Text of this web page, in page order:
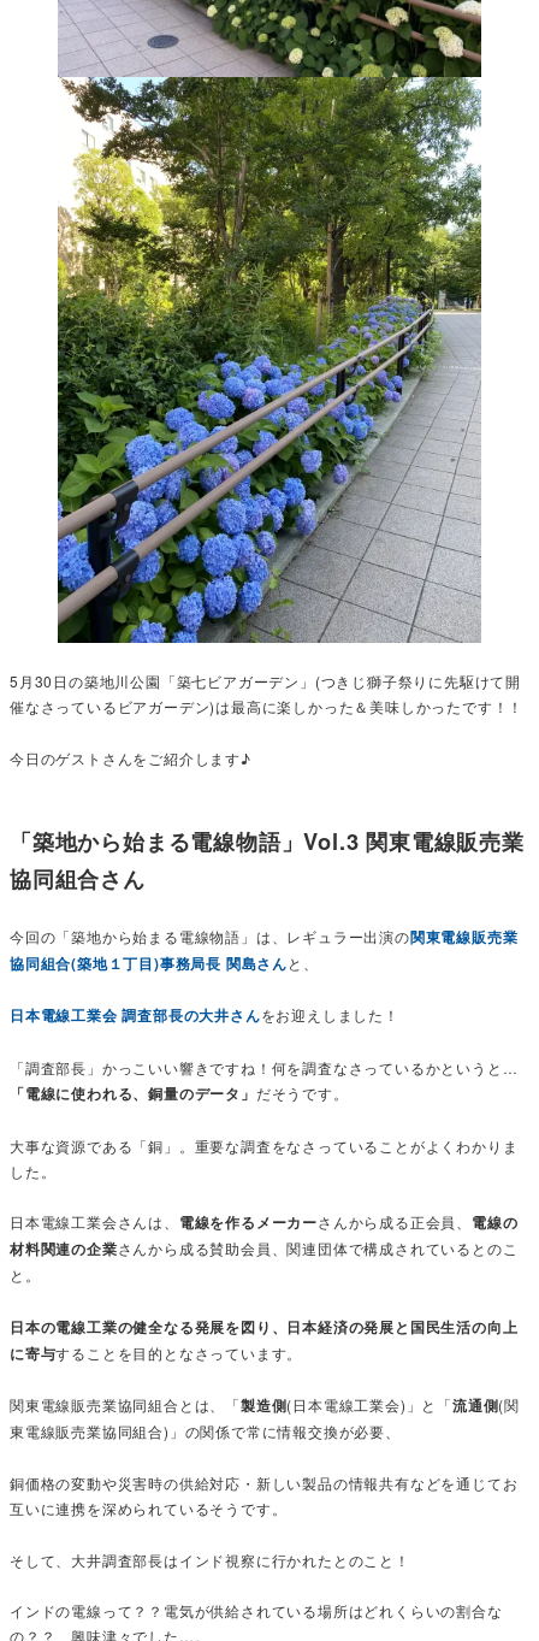
5月30日の築地川公園「築七ビアガーデン」(つきじ獅子祭りに先駆けて開
催なさっているビアガーデン)は最高に楽しかった＆美味しかったです！！
今日のゲストさんをご紹介します♪
「築地から始まる電線物語」Vol.3 関東電線販売業
協同組合さん
今回の「築地から始まる電線物語」は、レギュラー出演の関東電線販売業
協同組合(築地１丁目)事務局長 関島さんと、
日本電線工業会 調査部長の大井さんをお迎えしました！
「調査部長」かっこいい響きですね！何を調査なさっているかというと…
「電線に使われる、銅量のデータ」 だそうです。
大事な資源である「銅」。重要な調査をなさっていることがよくわかりま
した。
日本電線工業会さんは、 電線を作るメーカーさんから成る正会員、 電線の
材料関連の企業さんから成る賛助会員、関連団体で構成されているとのこ
と。
日本の電線工業の健全なる発展を図り、日本経済の発展と国民生活の向上
に寄与することを目的となさっています。
関東電線販売業協同組合とは、「製造側(日本電線工業会)」と「流通側(関
東電線販売業協同組合)」の関係で常に情報交換が必要、
銅価格の変動や災害時の供給対応・新しい製品の情報共有などを通じてお
互いに連携を深められているそうです。
そして、大井調査部長はインド視察に行かれたとのこと！
インドの電線って？？電気が供給されている場所はどれくらいの割合な
の？？ 興味津々でした…。